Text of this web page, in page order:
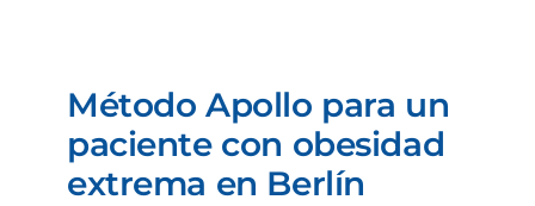
Método Apollo para un
paciente con obesidad
extrema en Berlín